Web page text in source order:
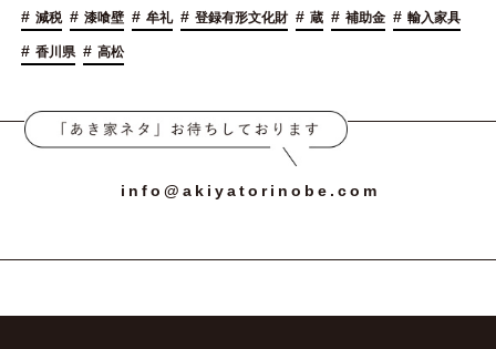
# 減税 # 漆喰壁 # 牟礼 # 登録有形文化財 # 蔵 # 補助金 # 輸入家具
# 香川県 # 高松
info@akiyatorinobe.com